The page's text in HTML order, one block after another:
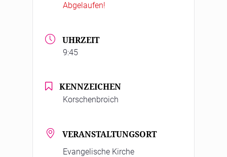
Abgelaufen!
UHRZEIT
9:45
KENNZEICHEN
Korschenbroich
VERANSTALTUNGSORT
Evangelische Kirche